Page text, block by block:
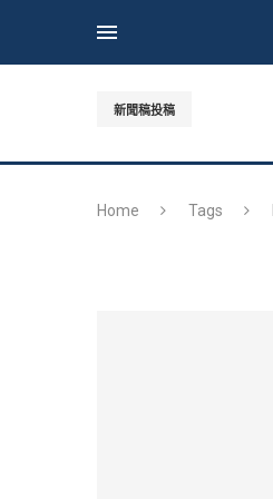
新聞稿投稿
Home Tags